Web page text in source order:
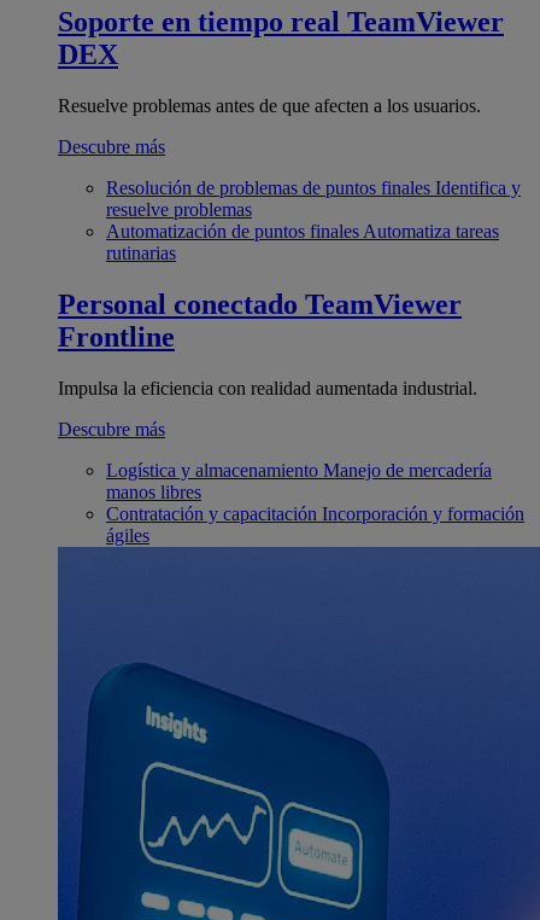
Soporte en tiempo real TeamViewer
DEX
Resuelve problemas antes de que afecten a los usuarios.
Descubre más
Resolución de problemas de puntos finales Identifica y
resuelve problemas
Automatización de puntos finales Automatiza tareas
rutinarias
Personal conectado TeamViewer
Frontline
Impulsa la eficiencia con realidad aumentada industrial.
Descubre más
Logística y almacenamiento Manejo de mercadería
manos libres
Contratación y capacitación Incorporación y formación
ágiles